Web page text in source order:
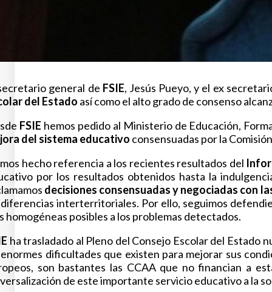
general de FSIE, Jesús Pueyo, y el ex
del Estado así como el alto grado de consenso
FSIE hemos pedido al Ministerio de Educación,
del sistema educativo consensuadas por la
hecho referencia a los recientes resultados del
por los resultados obtenidos hasta la
decisiones consensuadas y negociadas con
interterritoriales. Por ello, seguimos
homogéneas posibles a los problemas detectados.
ha trasladado al Pleno del Consejo Escolar del Estado
dificultades que existen para mejorar sus
son bastantes las CCAA que no financian a
de este importante servicio educativo a la